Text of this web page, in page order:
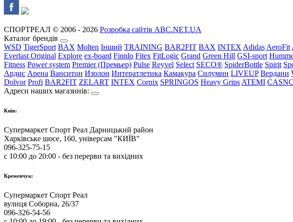
СПОРТРЕАЛ © 2006 - 2026 Розробка сайтів ABC.NET.UA
Каталог брендів
WSD TigerSport BAX Molten Інший TRAINING BAR2FIT BAX INTEXAdidasAeroFit
Everlast Original Explore ex-board Finnlo Fitex FitLogic Grand Green Hill GSI-sport
Fitness Power system Premier (Премьер) Pulse Reyvel Select SECO® SpiderBottle Spirit
Ардис Арена Ванситон Изолон Интератлетика Камакура Силумин LIVEUP Вердани
Dolvor Profi BAR2FIT ZELART INTEX Cornix SPRINGOS Heavy GripsATEMI
Адреси наших магазинів:
Київ:
Супермаркет Спорт Реал Дарницький район
Харківське шосе, 160, універсам "КИЇВ"
096-325-75-15
с 10:00 до 20:00 - без перерви та вихідних
Кременчук:
Супермаркет Спорт Реал
вулиця Соборна, 26/37
096-326-54-56